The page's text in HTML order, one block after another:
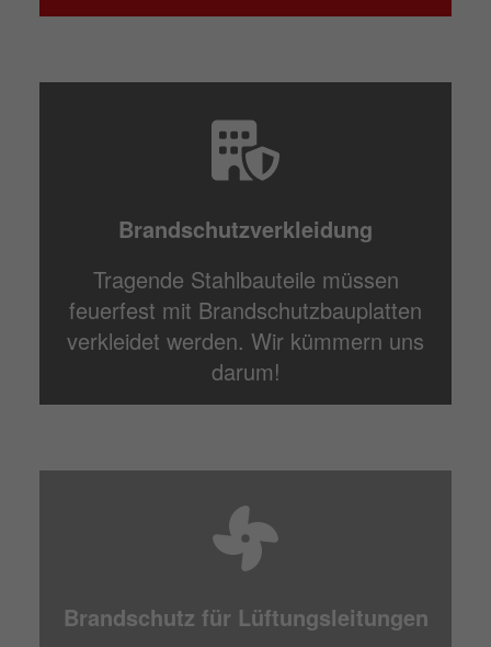
Brandschutzverkleidung
Tragende Stahlbauteile müssen
feuerfest mit Brandschutzbauplatten
verkleidet werden. Wir kümmern uns
darum!
Brandschutz für Lüftungsleitungen